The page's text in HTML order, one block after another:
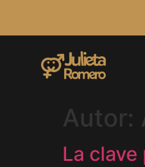
Autor:
La